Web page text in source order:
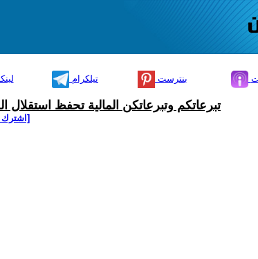
تيلكرام بنترست
تبرعاتكم وتبرعاتكن المالية تحفظ استقلال
[اشترك